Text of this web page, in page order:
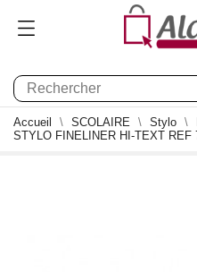
Accueil SCOLAIRE Stylo
STYLO FINELINER HI-TEXT REF